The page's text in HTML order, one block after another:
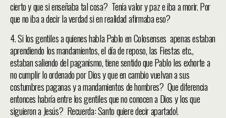
cierto y que si enseñaba tal cosa? Tenía valor y paz e iba a morir. Por
que no iba a decir la verdad si en realidad afirmaba eso?
4. Si los gentiles a quienes habla Pablo en Colosenses apenas estaban
aprendiendo los mandamientos, el día de reposo, las Fiestas etc.,
estaban saliendo del paganismo, tiene sentido que Pablo les exhorte a
no cumplir lo ordenado por Dios y que en cambio vuelvan a sus
costumbres paganas y a mandamientos de hombres? Que diferencia
entonces habría entre los gentiles que no conocen a Dios y los que
siguieron a Jesús? Recuerda: Santo quiere decir apartado!.